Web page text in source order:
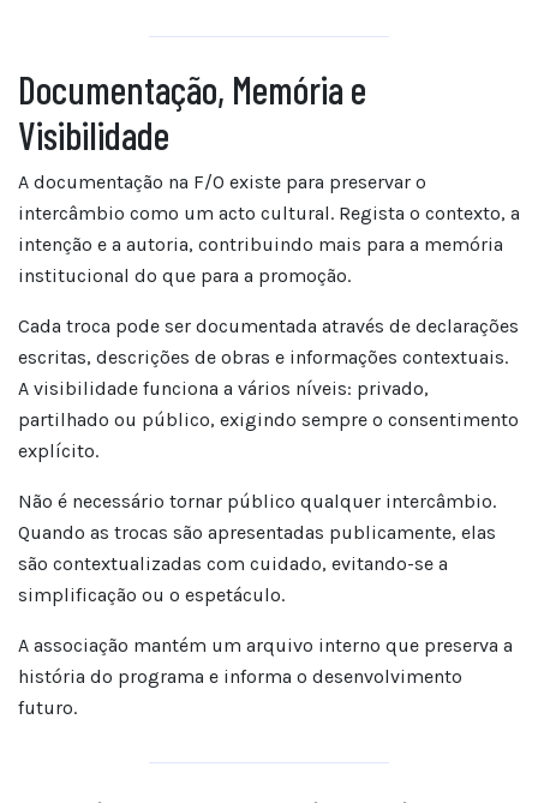
Documentação, Memória e
Visibilidade
A documentação na F/O existe para preservar o
intercâmbio como um acto cultural. Regista o contexto, a
intenção e a autoria, contribuindo mais para a memória
institucional do que para a promoção.
Cada troca pode ser documentada através de declarações
escritas, descrições de obras e informações contextuais.
A visibilidade funciona a vários níveis: privado,
partilhado ou público, exigindo sempre o consentimento
explícito.
Não é necessário tornar público qualquer intercâmbio.
Quando as trocas são apresentadas publicamente, elas
são contextualizadas com cuidado, evitando-se a
simplificação ou o espetáculo.
A associação mantém um arquivo interno que preserva a
história do programa e informa o desenvolvimento
futuro.